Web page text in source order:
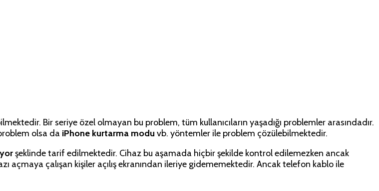
Bir seriye özel olmayan bu problem, tüm kullanıcıların yaşadığı problemler arasındadır.
olsa da iPhone kurtarma modu vb. yöntemler ile problem çözülebilmektedir.
şeklinde tarif edilmektedir. Cihaz bu aşamada hiçbir şekilde kontrol edilemezken ancak
çalışan kişiler açılış ekranından ileriye gidememektedir. Ancak telefon kablo ile